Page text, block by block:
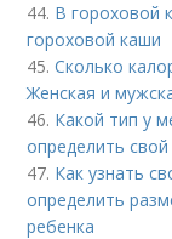
44. В гороховой
гороховой каши
45.Сколько
Женская и
46. Какой тип у
определить свой
47. Как узнать
определить
ребенка